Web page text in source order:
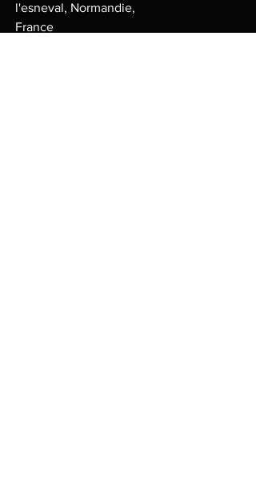
l'esneval, Normandie,
France